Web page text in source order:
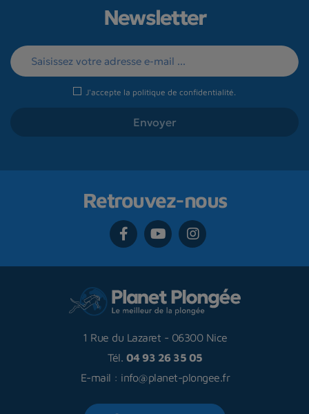
Newsletter
J'accepte la politique de confidentialité
Retrouvez-nous
1 Rue du Lazaret - 06300 Nice
Tél. 04 93 26 35 05
E-mail : info@planet-plongee.fr